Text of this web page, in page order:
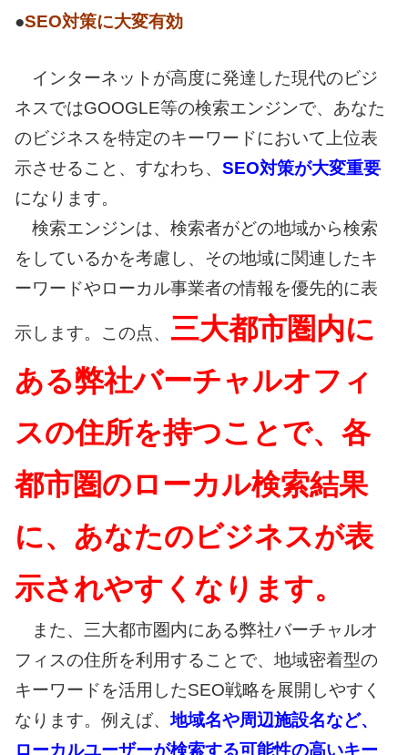
●SEO対策に大変有効
インターネットが高度に発達した現代のビジ
ネスではGOOGLE等の検索エンジンで、あなた
のビジネスを特定のキーワードにおいて上位表
示させること、すなわち、 SEO対策が大変重要
になります。
検索エンジンは、検索者がどの地域から検索
をしているかを考慮し、その地域に関連したキ
ーワードやローカル事業者の情報を優先的に表
示します。この点、 三大都市圏内に
ある弊社バーチャルオフィ
スの住所を持つことで、各
都市圏のローカル検索結果
に、あなたのビジネスが表
示されやすくなります。
また、三大都市圏内にある弊社バーチャルオ
フィスの住所を利用することで、地域密着型の
キーワードを活用したSEO戦略を展開しやすく
なります。例えば、地域名や周辺施設名など、
ローカルユーザーが検索する可能性の高いキー